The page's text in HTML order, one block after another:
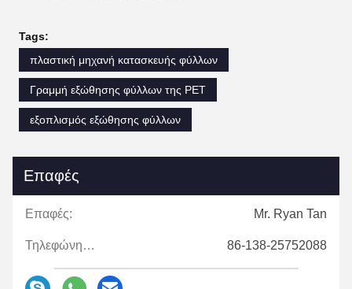
Tags:
πλαστική μηχανή κατασκευής φύλλων
Γραμμή εξώθησης φύλλων της PET
εξοπλισμός εξώθησης φύλλων
Επαφές
Επαφές: Mr. Ryan Tan
Τηλεφώνημα: 86-138-25752088